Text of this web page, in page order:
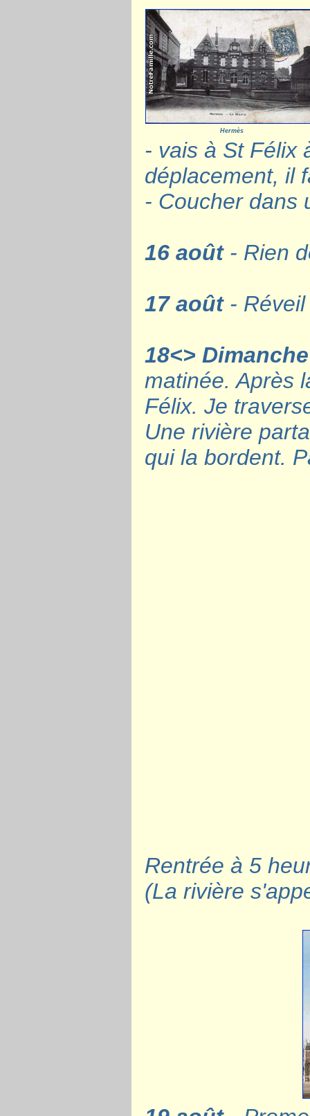
Hermès
- vais à St Félix
déplacement, il
- Coucher dans
16 août- Rien
17 août- Réveil
18<> Dimanche
matinée. Après
Félix. Je
Une rivière
qui la bordent.
Rentrée à 5
(La rivière